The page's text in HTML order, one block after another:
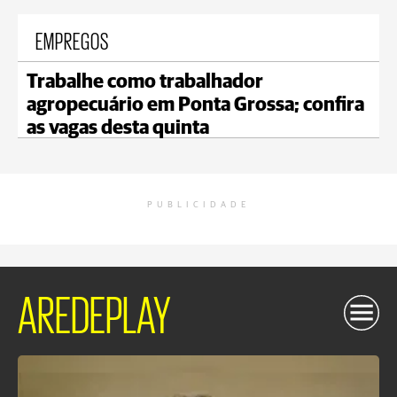
EMPREGOS
Trabalhe como trabalhador
agropecuário em Ponta Grossa; confira
as vagas desta quinta
PUBLICIDADE
AREDEPLAY